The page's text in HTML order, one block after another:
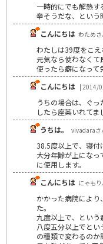
一時的にでも解熱
辛そうだな、という
こんにちは わため
わたしは39度をこえ
元気なら使わなくて
使ったら癖になって
こんにちは | 2014/
うちの場合は、ぐ
したら座薬いれて
うちは。
vivadara
38.5度以上で、寝付
大分年齢が上にな
に使用します。
こんにちは にゃも
かかった病院によ
た。
九度以上で、という
八度五分以上でと
の種類で変わるの